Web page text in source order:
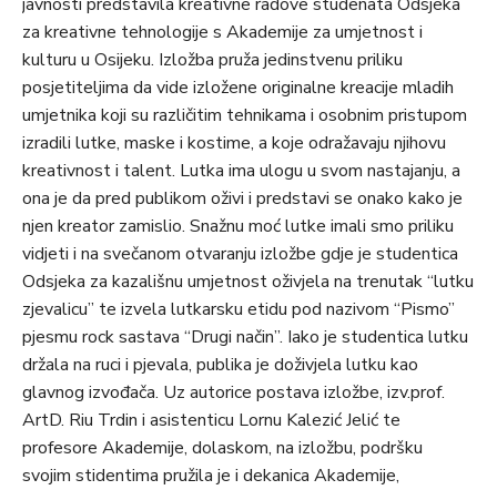
za kreativne tehnologije s Akademije za umjetnost i
kulturu u Osijeku. Izložba pruža jedinstvenu priliku
posjetiteljima da vide izložene originalne kreacije mladih
umjetnika koji su različitim tehnikama i osobnim pristupom
izradili lutke, maske i kostime, a koje odražavaju njihovu
kreativnost i talent. Lutka ima ulogu u svom nastajanju, a
ona je da pred publikom oživi i predstavi se onako kako je
njen kreator zamislio. Snažnu moć lutke imali smo priliku
vidjeti i na svečanom otvaranju izložbe gdje je studentica
Odsjeka za kazališnu umjetnost oživjela na trenutak “lutku
zjevalicu” te izvela lutkarsku etidu pod nazivom “Pismo”
pjesmu rock sastava “Drugi način”. Iako je studentica lutku
držala na ruci i pjevala, publika je doživjela lutku kao
glavnog izvođača. Uz autorice postava izložbe, izv.prof.
ArtD. Riu Trdin i asistenticu Lornu Kalezić Jelić te
profesore Akademije, dolaskom, na izložbu, podršku
svojim stidentima pružila je i dekanica Akademije,